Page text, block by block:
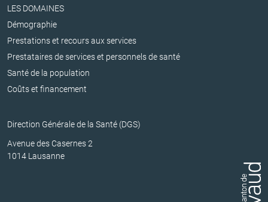
LES DOMAINES
Démographie
Prestations et recours aux services
Prestataires de services et personnels de santé
Santé de la population
Coûts et financement
Direction Générale de la Santé (DGS)
Avenue des Casernes 2
1014 Lausanne